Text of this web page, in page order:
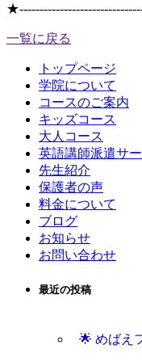
★
一覧に戻る
トップページ
学院について
コースのご案内
キッズコース
大人コース
英語講師派遣サ
先生紹介
保護者の声
料金について
ブログ
お知らせ
お問い合わせ
最近の投稿
🌟 めばえ